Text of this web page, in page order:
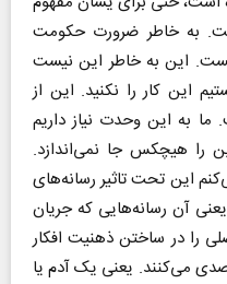
به خاطر ضرورت حکومت
این به خاطر این نیست
این کار را نکنید. این از
به این وحدت نیاز داریم
را هیچکس جا نمی‌اندازد.
این تحت تاثیر رسانه‌های
آن رسانه‌هایی که جریان
را در ساختن ذهنیت افکار
می‌کنند. یعنی یک آدم یا